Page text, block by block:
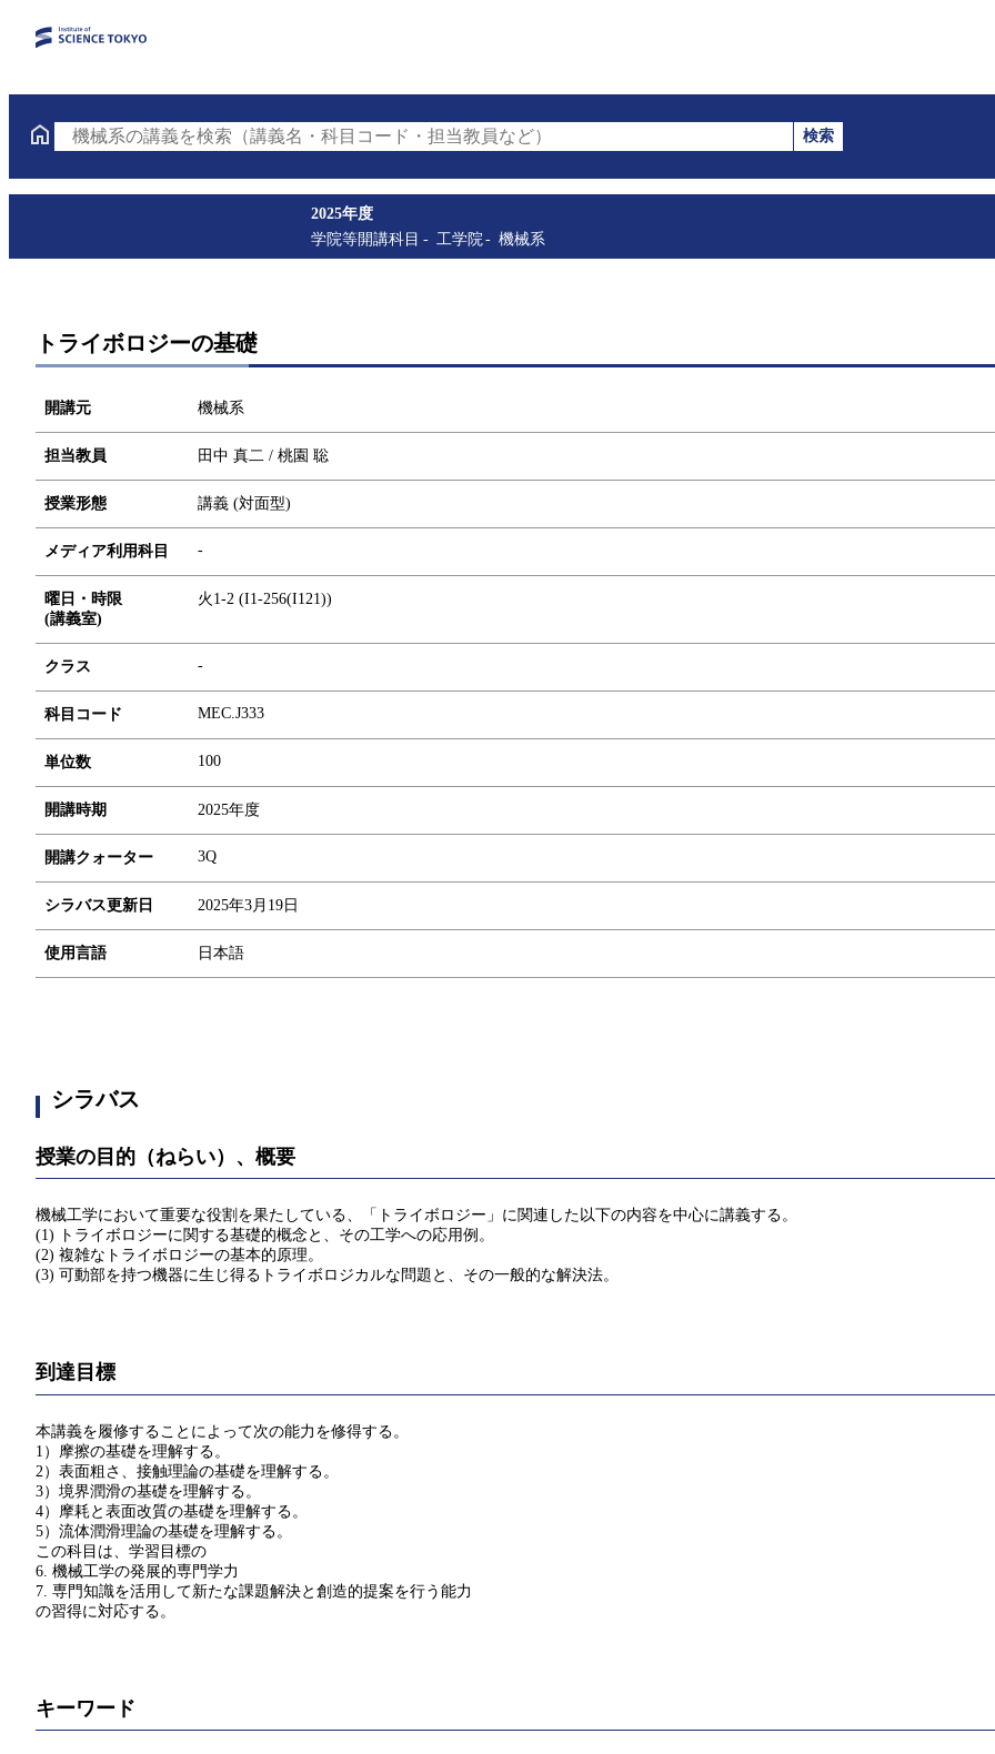
機械系の講義を検索（講義名・科目コード・担当教員など）
検索
2025年度
学院等開講科目
工学院 機械系
トライボロジーの基礎
開講元 機械系
担当教員 田中 真二 / 桃園 聡
授業形態 講義 (対面型)
メディア利用科目 -
曜日・時限
(講義室)
火1-2 (I1-256(I121))
クラス -
科目コード MEC.J333
単位数 100
開講時期 2025年度
開講クォーター 3Q
シラバス更新日 2025年3月19日
使用言語 日本語
シラバス
授業の目的（ねらい）、概要
機械工学において重要な役割を果たしている、「トライボロジー」に関連した以下の内容を中心に講義する。
(1) トライボロジーに関する基礎的概念と、その工学への応用例。
(2) 複雑なトライボロジーの基本的原理。
(3) 可動部を持つ機器に生じ得るトライボロジカルな問題と、その一般的な解決法。
到達目標
本講義を履修することによって次の能力を修得する。
1）摩擦の基礎を理解する。
2）表面粗さ、接触理論の基礎を理解する。
3）境界潤滑の基礎を理解する。
4）摩耗と表面改質の基礎を理解する。
5）流体潤滑理論の基礎を理解する。
この科目は、学習目標の
6. 機械工学の発展的専門学力
7. 専門知識を活用して新たな課題解決と創造的提案を行う能力
の習得に対応する。
キーワード